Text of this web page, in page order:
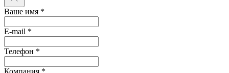
Ваше имя *
E-mail *
Телефон *
Компания *